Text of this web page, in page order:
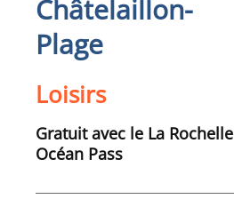
Châtelaillon-
Plage
Loisirs
Gratuit avec le La Rochelle
Océan Pass